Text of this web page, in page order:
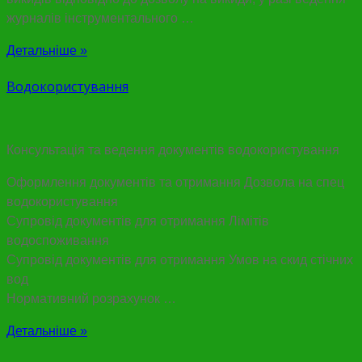
журналів інструментального …
Детальніше »
Водокористування
Консультація та ведення документів водокористування
Оформлення документів та отримання Дозвола на спец
водокористування
Супровід документів для отримання Лімітів
водоспоживання
Супровід документів для отримання Умов на скид стічних
вод
Нормативний розрахунок …
Детальніше »